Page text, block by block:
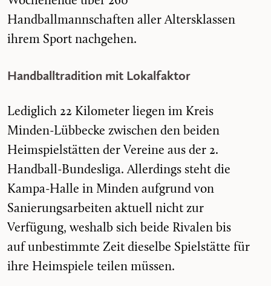
Handballmannschaften aller Altersklassen
ihrem Sport nachgehen.
Handballtradition mit Lokalfaktor
Lediglich 22 Kilometer liegen im Kreis
Minden-Lübbecke zwischen den beiden
Heimspielstätten der Vereine aus der 2.
Handball-Bundesliga. Allerdings steht die
Kampa-Halle in Minden aufgrund von
Sanierungsarbeiten aktuell nicht zur
Verfügung, weshalb sich beide Rivalen bis
auf unbestimmte Zeit dieselbe Spielstätte für
ihre Heimspiele teilen müssen.